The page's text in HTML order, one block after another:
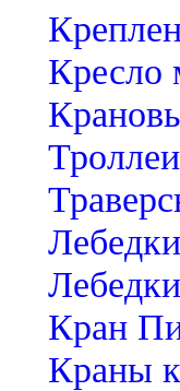
Кресло
Кран
Краны